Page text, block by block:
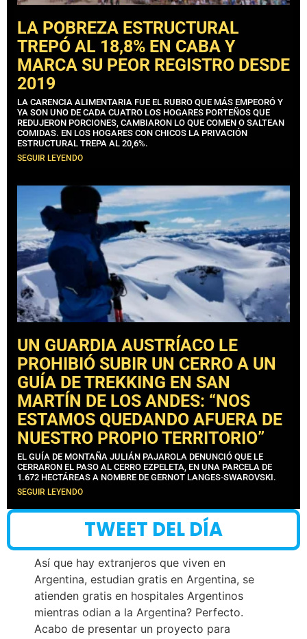
LA POBREZA ESTRUCTURAL
TREPÓ AL 18,8% EN CABA Y
MARCA SU PEOR REGISTRO DESDE
2019
LA CARENCIA ALIMENTARIA FUE EL RUBRO QUE MÁS EMPEORÓ Y
YA SON UNO DE CADA CUATRO LOS HOGARES PORTEÑOS QUE
REDUJERON PORCIONES, CAMBIARON LO QUE COMEN O SALTEAN
COMIDAS. EN LOS HOGARES CON CHICOS LA PRIVACIÓN
ESTRUCTURAL TREPA AL 20,6%.
SEGUIR LEYENDO
UN GUARDIA AUSTRÍACO LE
PROHIBIÓ SUBIR UN CERRO A UN
GUÍA DE TREKKING EN SAN
MARTÍN DE LOS ANDES: “NOS
ESTAMOS QUEDANDO AFUERA DE
NUESTRO PROPIO TERRITORIO”
EL GUÍA DE MONTAÑA JULIÁN PAJAROLA DENUNCIÓ QUE LE
CERRARON EL PASO AL CERRO EZPELETA, EN UNA PARCELA DE
1.672 HECTÁREAS A NOMBRE DE GERNOT LANGES-SWAROVSKI.
SEGUIR LEYENDO
TWEET DEL DÍA
Así que hay extranjeros que viven en
Argentina, estudian gratis en Argentina, se
atienden gratis en hospitales Argentinos
mientras odian a la Argentina? Perfecto.
Acabo de presentar un proyecto para